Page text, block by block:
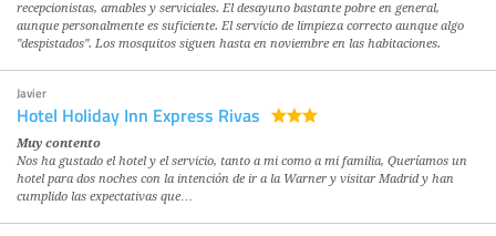
recepcionistas, amables y serviciales. El desayuno bastante pobre en general,
aunque personalmente es suficiente. El servicio de limpieza correcto aunque algo
"despistados". Los mosquitos siguen hasta en noviembre en las habitaciones.
Javier
Hotel Holiday Inn Express Rivas
Muy contento
Nos ha gustado el hotel y el servicio, tanto a mi como a mi familia, Queríamos un
hotel para dos noches con la intención de ir a la Warner y visitar Madrid y han
cumplido las expectativas que…